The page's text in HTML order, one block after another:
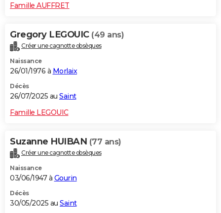
Carte de Noël
Carte Bonne année
Carte Saint-Valentin
Carte Pâques
Carte d'anniversaire
DICTIONNAIRE
Dictionnaire
Biographies
Citations
Expressions
Proverbes
PROGRAMME TV
S'inscrire
Se connecter
Lycées
Collèges
Primaires
Universités
Entreprises
Service militaire
Avis de recherche
AVIS DE DÉCÈS
FORUM
Famille AUFFRET
Gregory LEGOUIC (49 ans)
Créer une cagnotte obsèques
Naissance
26/01/1976 à Morlaix
Décès
26/07/2025 au Saint
Famille LEGOUIC
Suzanne HUIBAN (77 ans)
Créer une cagnotte obsèques
Naissance
03/06/1947 à Gourin
Décès
30/05/2025 au Saint